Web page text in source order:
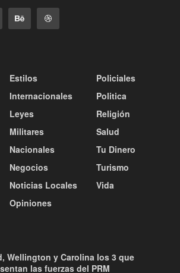
Estilos
Internacionales
Leyes
Militares
Nacionales
Negocios
Noticias Locales
Opiniones
Policiales
Politica
Religión
Salud
Tu Dinero
Turismo
Vida
Wellington y Carolina los 3 que
las fuerzas del PRM